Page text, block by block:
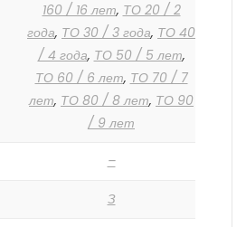
160 / 16 лет, ТО 20 / 2
года, ТО 30 / 3 года, ТО 40
/ 4 года, ТО 50 / 5 лет,
ТО 60 / 6 лет, ТО 70 / 7
лет, ТО 80 / 8 лет, ТО 90
/ 9 лет
–
З